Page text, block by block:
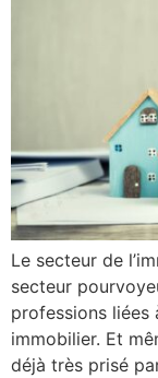
Le secteur de
secteur
professions
immobilier. Et
déjà très prisé